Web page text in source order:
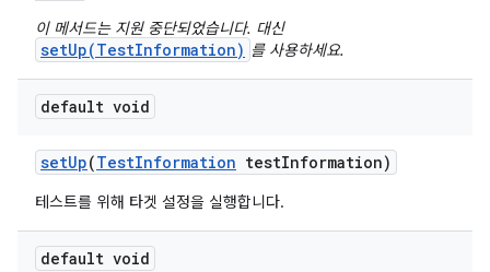
이 메서드는 지원 중단되었습니다. 대신
setUp(TestInformation) 를 사용하세요.
default void
setUp(TestInformation testInformation)
테스트를 위해 타겟 설정을 실행합니다.
default void